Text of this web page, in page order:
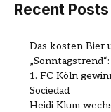
Recent Posts
Das kosten Bier
1. FC Köln
Sociedad
Heidi Klum